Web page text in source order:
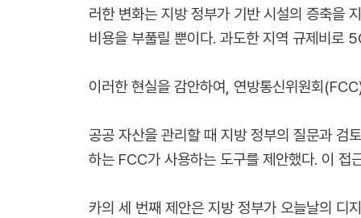
러한 변화는 지방 정부가 기반 시설의 증축을
비용을 부풀릴 뿐이다. 과도한 지역 규제비로
이러한 현실을 감안하여, 연방통신위원회
공공 자산을 관리할 때 지방 정부의 질문과 검
하는 FCC가 사용하는 도구를 제안했다. 이 접
카의 세 번째 제안은 지방 정부가 오늘날의 디